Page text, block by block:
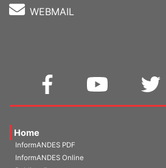
InformANDES PDF
InformANDES Online
Publicações